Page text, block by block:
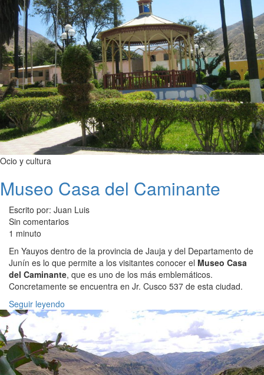
Ocio y cultura
Museo Casa del Caminante
Escrito por: Juan Luis
Sin comentarios
1 minuto
En Yauyos dentro de la provincia de Jauja y del Departamento de
Junín es lo que permite a los visitantes conocer el Museo Casa
del Caminante, que es uno de los más emblemáticos.
Concretamente se encuentra en Jr. Cusco 537 de esta ciudad.
Seguir leyendo